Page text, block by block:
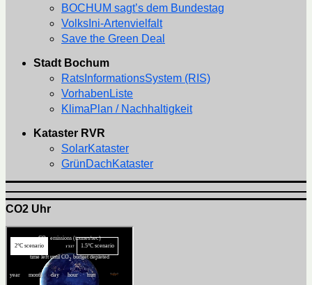
BOCHUM sagt’s dem Bundestag
VolksIni-Artenvielfalt
Save the Green Deal
Stadt Bochum
RatsInformationsSystem (RIS)
VorhabenListe
KlimaPlan / Nachhaltigkeit
Kataster RVR
SolarKataster
GrünDachKataster
CO2 Uhr